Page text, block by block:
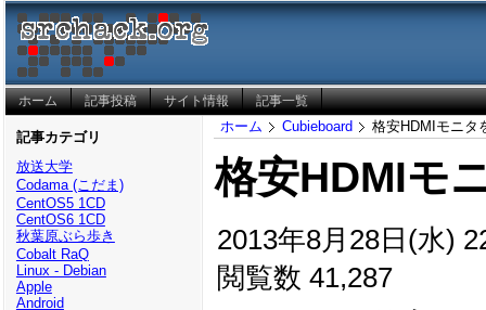
ホーム 記事投稿 サイト情報 記事一覧
記事カテゴリ
放送大学
Codama (こだま)
CentOS5 1CD
CentOS6 1CD
秋葉原ぶら歩き
Cobalt RaQ
Linux - Debian
Apple
Android
ホーム Cubieboard 格安HDMIモニタ
格安HDMIモ
2013年8月28日(水)
閲覧数 41,287